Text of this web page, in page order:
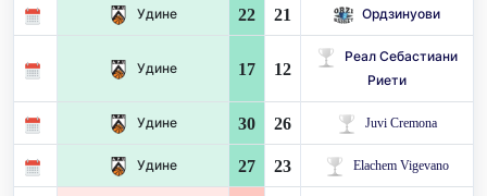
Удине 22 21 Ордзинуови
Удине 17 12
Реал Себастиани
Риети
Удине 30 26 Juvi Cremona
Удине 27 23 Elachem Vigevano